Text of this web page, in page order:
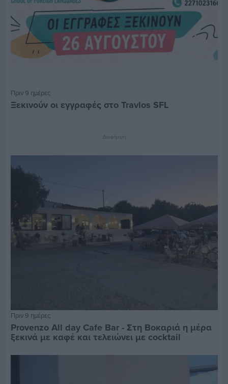
Πριν 9 ημέρες
Ξεκινούν οι εγγραφές στο Travlos SFL
Διαφήμιση
Πριν 9 ημέρες
Provenzo All day Cafe Bar - Στη Βοκαριά η μέρα
ξεκινά με καφέ και τελειώνει με cocktail